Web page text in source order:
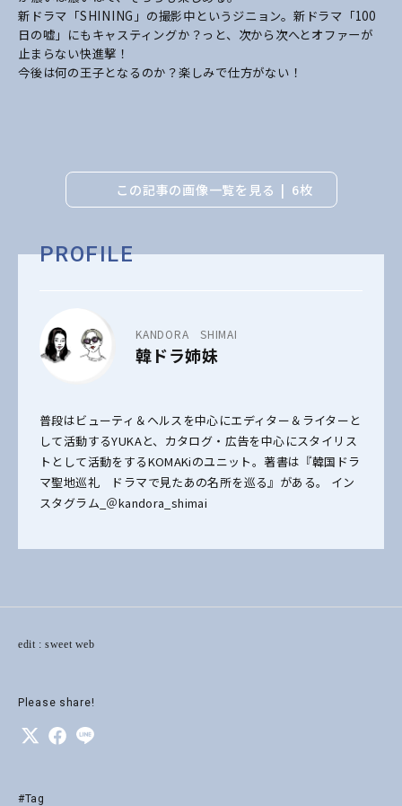
新ドラマ「SHINING」の撮影中というジニョン。新ドラマ「100
日の嘘」にもキャスティングか？っと、次から次へとオファーが
止まらない快進撃！
今後は何の王子となるのか？楽しみで仕方がない！
この記事の画像一覧を見る 6枚
PROFILE
KANDORA SHIMAI
韓ドラ姉妹
普段はビューティ＆ヘルスを中心にエディター＆ライターと
して活動するYUKAと、カタログ・広告を中心にスタイリス
トとして活動をするKOMAKiのユニット。著書は『韓国ドラ
マ聖地巡礼 ドラマで見たあの名所を巡る』がある。 イン
スタグラム_＠kandora_shimai
edit : sweet web
Please share!
#Tag